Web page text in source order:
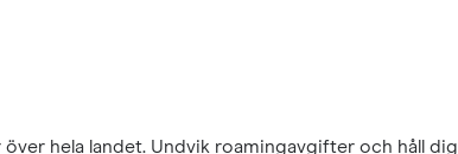
hela landet. Undvik roamingavgifter och håll dig